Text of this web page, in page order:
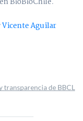
Vicente Aguilar
transparencia de BBCL